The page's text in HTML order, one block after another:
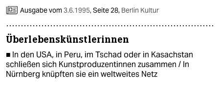
Ausgabe vom3.6.1995,Seite 28, Berlin Kultur
Überlebenskünstlerinnen
■ In den USA, in Peru, im Tschad oder in Kasachstan
schließen sich Kunstproduzentinnen zusammen / In
Nürnberg knüpften sie ein weltweites Netz